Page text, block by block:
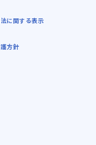
に関する表示
方針